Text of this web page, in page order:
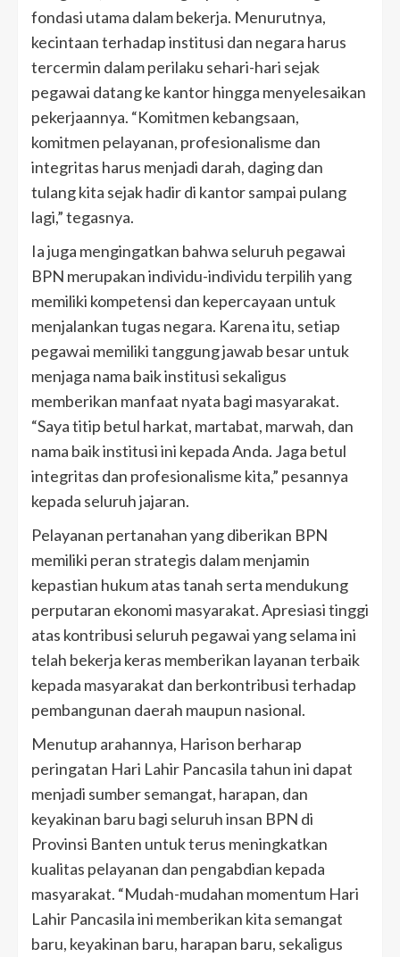
fondasi utama dalam bekerja. Menurutnya,
kecintaan terhadap institusi dan negara harus
tercermin dalam perilaku sehari-hari sejak
pegawai datang ke kantor hingga menyelesaikan
pekerjaannya. “Komitmen kebangsaan,
komitmen pelayanan, profesionalisme dan
integritas harus menjadi darah, daging dan
tulang kita sejak hadir di kantor sampai pulang
lagi,” tegasnya.
Ia juga mengingatkan bahwa seluruh pegawai
BPN merupakan individu-individu terpilih yang
memiliki kompetensi dan kepercayaan untuk
menjalankan tugas negara. Karena itu, setiap
pegawai memiliki tanggung jawab besar untuk
menjaga nama baik institusi sekaligus
memberikan manfaat nyata bagi masyarakat.
“Saya titip betul harkat, martabat, marwah, dan
nama baik institusi ini kepada Anda. Jaga betul
integritas dan profesionalisme kita,” pesannya
kepada seluruh jajaran.
Pelayanan pertanahan yang diberikan BPN
memiliki peran strategis dalam menjamin
kepastian hukum atas tanah serta mendukung
perputaran ekonomi masyarakat. Apresiasi tinggi
atas kontribusi seluruh pegawai yang selama ini
telah bekerja keras memberikan layanan terbaik
kepada masyarakat dan berkontribusi terhadap
pembangunan daerah maupun nasional.
Menutup arahannya, Harison berharap
peringatan Hari Lahir Pancasila tahun ini dapat
menjadi sumber semangat, harapan, dan
keyakinan baru bagi seluruh insan BPN di
Provinsi Banten untuk terus meningkatkan
kualitas pelayanan dan pengabdian kepada
masyarakat. “Mudah-mudahan momentum Hari
Lahir Pancasila ini memberikan kita semangat
baru, keyakinan baru, harapan baru, sekaligus